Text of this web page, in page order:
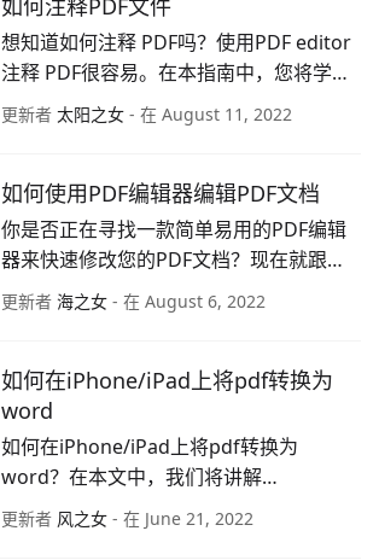
如何注释PDF文件
想知道如何注释 PDF吗？使用PDF editor
注释 PDF很容易。在本指南中，您将学习
如何注释pdf。
更新者 太阳之女 - 在 August 11, 2022
如何使用PDF编辑器编辑PDF文档
你是否正在寻找一款简单易用的PDF编辑
器来快速修改您的PDF文档？现在就跟随
我们一起看看如何轻松编辑PDF文档吧。
更新者 海之女 - 在 August 6, 2022
如何在iPhone/iPad上将pdf转换为
word
如何在iPhone/iPad上将pdf转换为
word？在本文中，我们将讲解
iPhone/iPad上免费完成pdf to word且简
更新者 风之女 - 在 June 21, 2022